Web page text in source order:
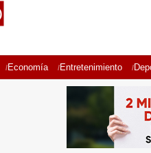
Economía Entretenimiento